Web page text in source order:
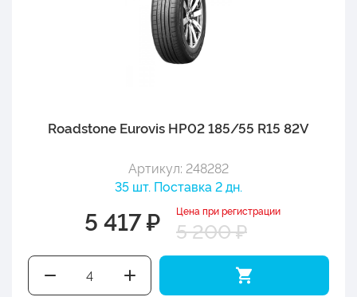
Roadstone Eurovis HP02 185/55 R15 82V
Артикул: 248282
35 шт. Поставка 2 дн.
5 417 ₽ Цена при регистрации
5 200 ₽